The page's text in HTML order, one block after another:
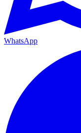
WhatsApp